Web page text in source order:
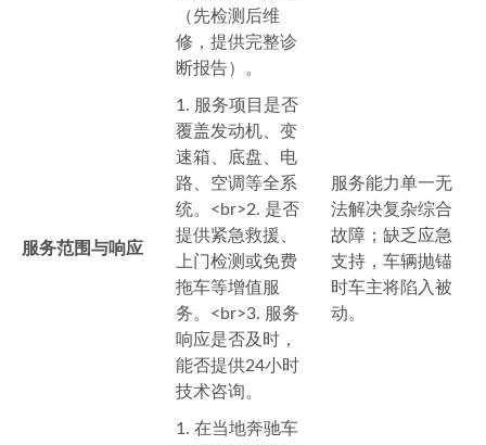
（先检测后维
修，提供完整诊
断报告）。
服务范围与响应
1. 服务项目是否
覆盖发动机、变
速箱、底盘、电
路、空调等全系
统。<br>2. 是否
提供紧急救援、
上门检测或免费
拖车等增值服
务。<br>3. 服务
响应是否及时，
能否提供24小时
技术咨询。
服务能力单一无
法解决复杂综合
故障；缺乏应急
支持，车辆抛锚
时车主将陷入被
动。
1. 在当地奔驰车